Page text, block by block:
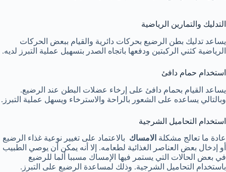
التدليك والتمارين الرياضية
يساعد تدليك بطن الرضيع بحركات دائرية والقيام ببعض الحركات
الرياضية كثني الركبتين ودفعها باتجاه الصدر بتسهيل عملية التبرز لديه.
استخدام حمام دافئ
يساعد القيام بحمام دافئ على إرخاء عضلات البطن عند الرضيع.
وبالتالي يساعده على الشعور بالراحة والاسترخاء ويسهل عملية التبرز.
استخدام التحاميل الشرجية
عادة ما تعالج مشكلة الامساك بالاعتماد على تغيير نوعية غذاء الرضيع
أو إدخال بعض العناصر الغذائية لطعامه. إلا أنه يمكن أن يوصي الطبيب
في بعض الحالات التي يستمر فيها الإمساك مسببا ألما للرضيع
باستخدام التحاميل الشرجية. وذلك لمساعدة الرضيع على التبرز.